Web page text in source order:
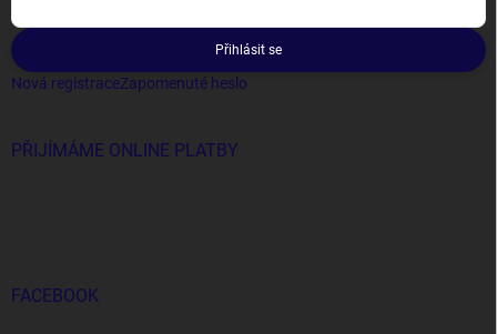
Přihlásit se
Nová registraceZapomenuté heslo
PŘIJÍMÁME ONLINE PLATBY
FACEBOOK